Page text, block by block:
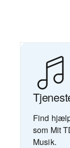
Find
som Mit
Musik.